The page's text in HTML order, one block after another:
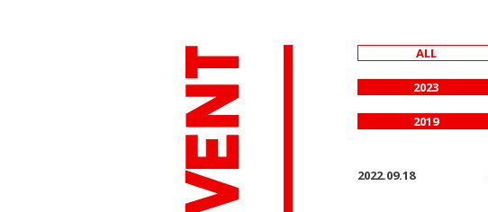
ALL
2023
2019
2022.09.18